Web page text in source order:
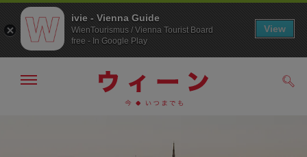
メ
ivie - Vienna Guide
WienTourismus / Vienna Tourist Board
free - In Google Play
View